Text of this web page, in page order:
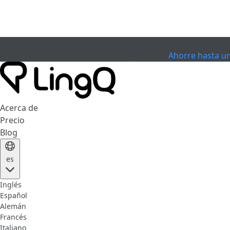
Ahorre hasta
Acerca de
Precio
Blog
es
Inglés
Español
Alemán
Francés
Italiano